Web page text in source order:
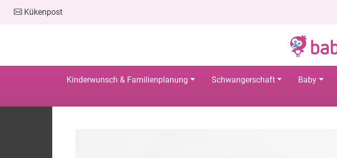
Kükenpost
Kinderwunsch & Familienplanung Schwangerschaft Baby